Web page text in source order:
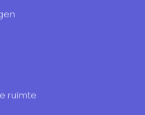
ruimte